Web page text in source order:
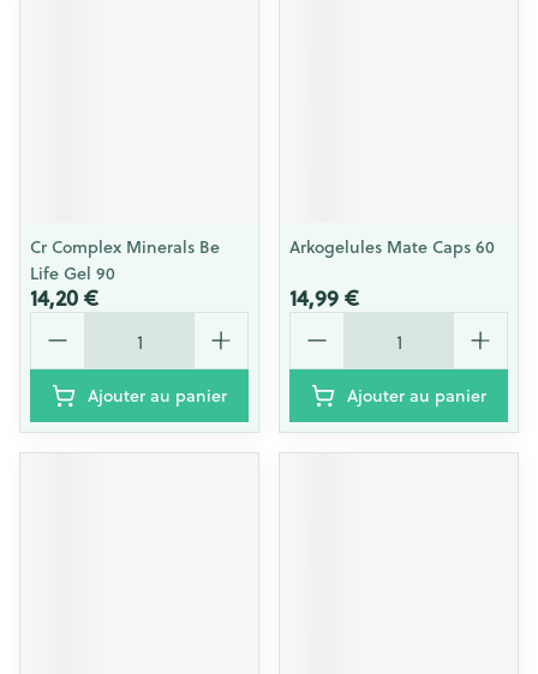
Cr Complex Minerals Be
Life Gel 90
14,20 €
Quantité
Ajouter au panier
Arkogelules Mate Caps 60
14,99 €
Quantité
Ajouter au panier